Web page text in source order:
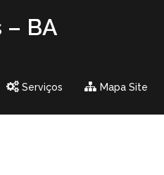
– BA
Serviços Mapa Site